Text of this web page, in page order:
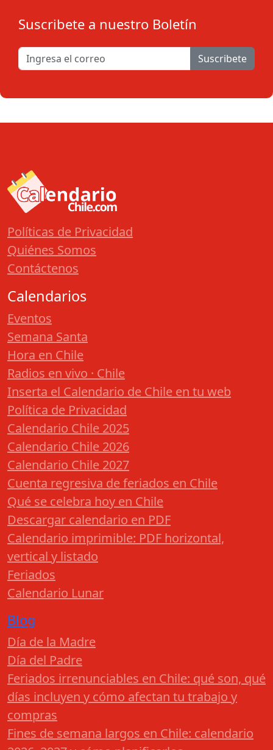
Suscribete a nuestro Boletín
Suscribete
Políticas de Privacidad
Quiénes Somos
Contáctenos
Calendarios
Eventos
Semana Santa
Hora en Chile
Radios en vivo · Chile
Inserta el Calendario de Chile en tu web
Política de Privacidad
Calendario Chile 2025
Calendario Chile 2026
Calendario Chile 2027
Cuenta regresiva de feriados en Chile
Qué se celebra hoy en Chile
Descargar calendario en PDF
Calendario imprimible: PDF horizontal,
vertical y listado
Feriados
Calendario Lunar
Blog
Día de la Madre
Día del Padre
Feriados irrenunciables en Chile: qué son, qué
días incluyen y cómo afectan tu trabajo y
compras
Fines de semana largos en Chile: calendario